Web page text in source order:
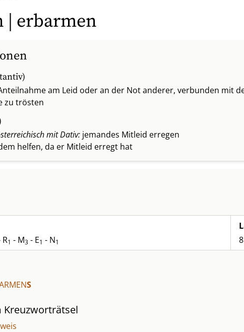
| erbarmen
am Leid oder an der Not anderer, verbunden mit
zu trösten
mit Dativ: jemandes Mitleid erregen
helfen, da er Mitleid erregt hat
R1 - M3 - E1 - N1
8
S
Kreuzworträtsel